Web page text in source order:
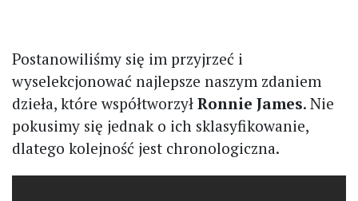
Postanowiliśmy się im przyjrzeć i
wyselekcjonować najlepsze naszym zdaniem
dzieła, które współtworzył Ronnie James. Nie
pokusimy się jednak o ich sklasyfikowanie,
dlatego kolejność jest chronologiczna.